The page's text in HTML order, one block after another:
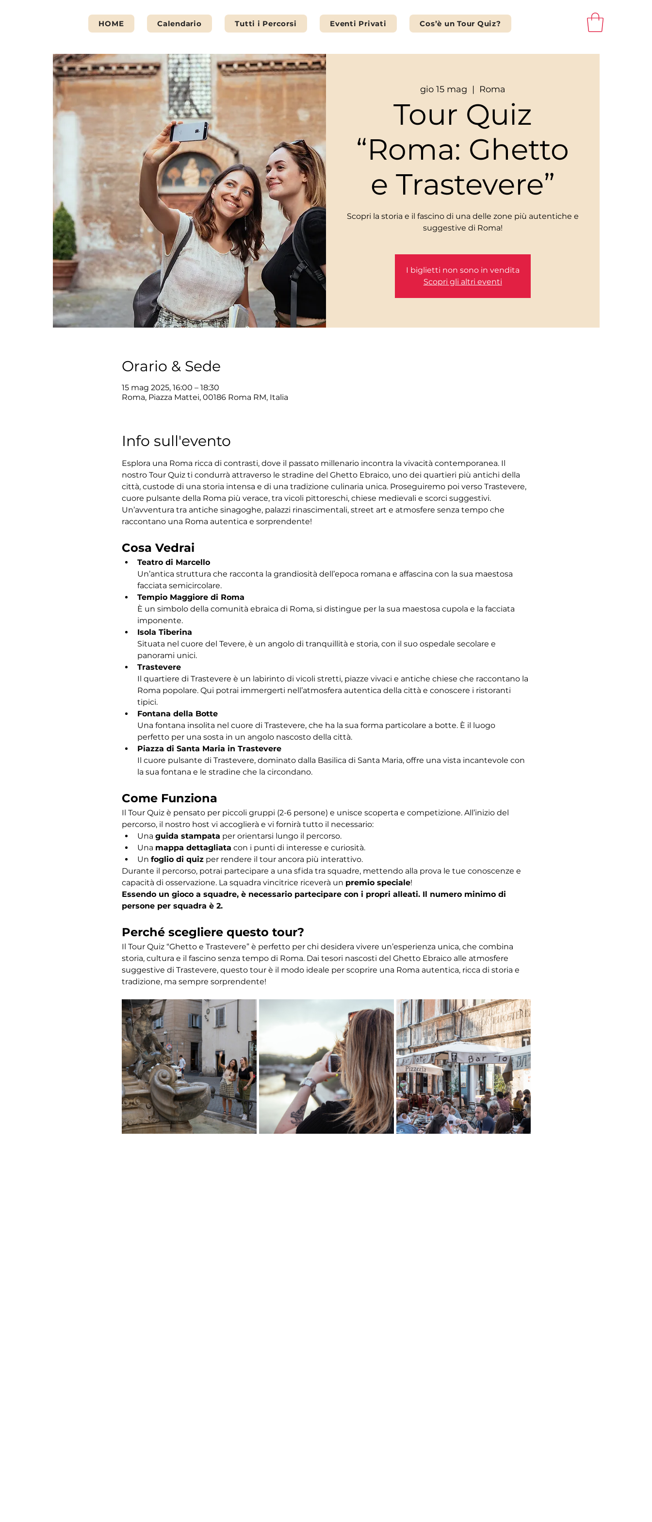
HOME Calendario Tutti i Percorsi Eventi Privati Cos’è un Tour Quiz?
gio 15 mag
  |
Roma
Tour Quiz
“Roma: Ghetto
e Trastevere”
Scopri la storia e il fascino di una delle zone più autentiche e
I biglietti non sono in vendita
Scopri gli altri eventi
Orario & Sede
15 mag 2025, 16:00 – 18:30
Roma, Piazza Mattei, 00186 Roma RM, Italia
Info sull'evento
Esplora una Roma ricca di contrasti, dove il passato millenario incontra la vivacità contemporanea. Il
nostro Tour Quiz ti condurrà attraverso le stradine del Ghetto Ebraico, uno dei quartieri più antichi della
città, custode di una storia intensa e di una tradizione culinaria unica. Proseguiremo poi verso Trastevere,
cuore pulsante della Roma più verace, tra vicoli pittoreschi, chiese medievali e scorci suggestivi.
Un’avventura tra antiche sinagoghe, palazzi rinascimentali, street art e atmosfere senza tempo che
raccontano una Roma autentica e sorprendente!
Cosa Vedrai
Teatro di Marcello
Un’antica struttura che racconta la grandiosità dell’epoca romana e affascina con la sua maestosa
facciata semicircolare.
Tempio Maggiore di Roma
È un simbolo della comunità ebraica di Roma, si distingue per la sua maestosa cupola e la facciata
imponente.
Isola Tiberina
Situata nel cuore del Tevere, è un angolo di tranquillità e storia, con il suo ospedale secolare e
panorami unici.
Trastevere
Il quartiere di Trastevere è un labirinto di vicoli stretti, piazze vivaci e antiche chiese che raccontano la
Roma popolare. Qui potrai immergerti nell’atmosfera autentica della città e conoscere i ristoranti
tipici.
Fontana della Botte
Una fontana insolita nel cuore di Trastevere, che ha la sua forma particolare a botte. È il luogo
perfetto per una sosta in un angolo nascosto della città.
Piazza di Santa Maria in Trastevere
Il cuore pulsante di Trastevere, dominato dalla Basilica di Santa Maria, offre una vista incantevole con
la sua fontana e le stradine che la circondano.
Come Funziona
Il Tour Quiz è pensato per piccoli gruppi (2-6 persone) e unisce scoperta e competizione. All’inizio del
percorso, il nostro host vi accoglierà e vi fornirà tutto il necessario:
Una guida stampata per orientarsi lungo il percorso.
Una mappa dettagliata con i punti di interesse e curiosità.
Un foglio di quiz per rendere il tour ancora più interattivo.
Durante il percorso, potrai partecipare a una sfida tra squadre, mettendo alla prova le tue conoscenze e
capacità di osservazione. La squadra vincitrice riceverà un premio speciale!
Essendo un gioco a squadre, è necessario partecipare con i propri alleati. Il numero minimo di
persone per squadra è 2.
Perché scegliere questo tour?
Il Tour Quiz “Ghetto e Trastevere” è perfetto per chi desidera vivere un’esperienza unica, che combina
storia, cultura e il fascino senza tempo di Roma. Dai tesori nascosti del Ghetto Ebraico alle atmosfere
suggestive di Trastevere, questo tour è il modo ideale per scoprire una Roma autentica, ricca di storia e
tradizione, ma sempre sorprendente!